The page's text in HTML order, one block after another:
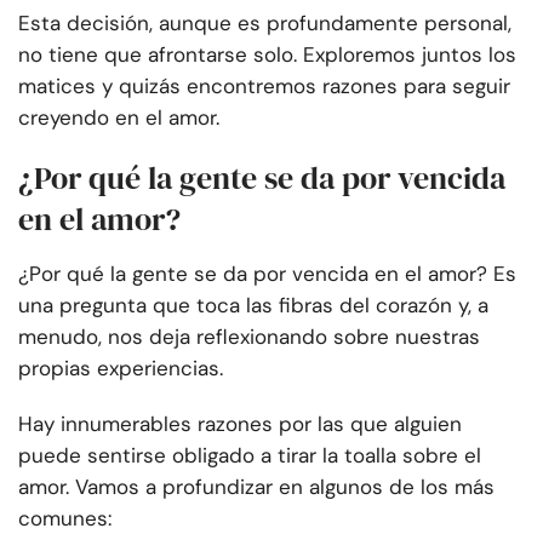
Esta decisión, aunque es profundamente personal,
no tiene que afrontarse solo. Exploremos juntos los
matices y quizás encontremos razones para seguir
creyendo en el amor.
¿Por qué la gente se da por vencida
en el amor?
¿Por qué la gente se da por vencida en el amor? Es
una pregunta que toca las fibras del corazón y, a
menudo, nos deja reflexionando sobre nuestras
propias experiencias.
Hay innumerables razones por las que alguien
puede sentirse obligado a tirar la toalla sobre el
amor. Vamos a profundizar en algunos de los más
comunes: